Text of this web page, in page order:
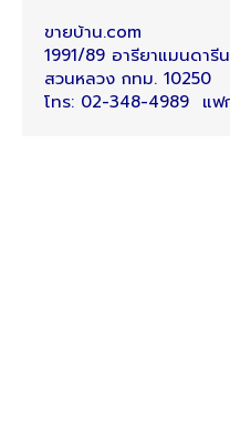
ขายบ้าน.com
1991/89 อารียาแมนดา
สวนหลวง กทม. 10250
โทร: 02-348-4989 แฟ